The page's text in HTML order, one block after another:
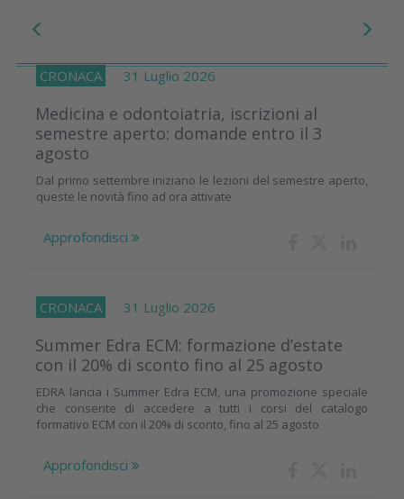
CRONACA 31 Luglio 2026
Medicina e odontoiatria, iscrizioni al
semestre aperto: domande entro il 3
agosto
Dal primo settembre iniziano le lezioni del semestre aperto,
queste le novità fino ad ora attivate
Approfondisci
CRONACA 31 Luglio 2026
Summer Edra ECM: formazione d’estate
con il 20% di sconto fino al 25 agosto
EDRA lancia i Summer Edra ECM, una promozione speciale
che consente di accedere a tutti i corsi del catalogo
formativo ECM con il 20% di sconto, fino al 25 agosto
Approfondisci